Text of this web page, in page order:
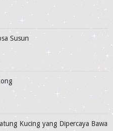
Susun
Kucing yang Dipercaya Bawa